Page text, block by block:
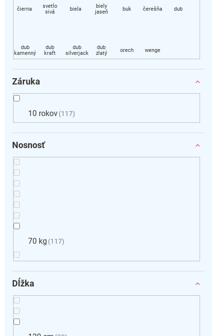
Záruka
10 rokov 117
Nosnosť
70 kg 117
Dĺžka